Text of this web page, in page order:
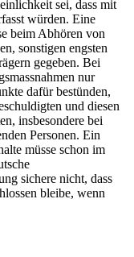
sei, dass mit
würden. Eine
beim Abhören von
sonstigen engsten
gegeben. Bei
nur
dafür bestünden,
und diesen
insbesondere bei
Personen. Ein
müsse schon im
sichere nicht, dass
bleibe, wenn